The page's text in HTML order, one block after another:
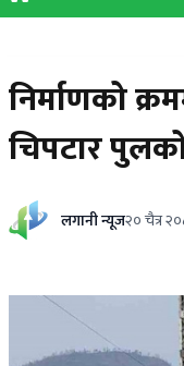
निर्माणको
चिपटार
लगानी न्यूज२० चैत्र